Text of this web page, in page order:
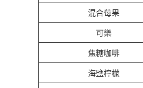
混合莓果
可樂
焦糖咖啡
海鹽檸檬